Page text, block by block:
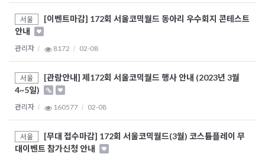
서울
[이벤트마감] 172회 서울코믹월드 동아리 우수회지 콘테스트
안내
관리자 8172 02-08
서울
[관람안내] 제172회 서울코믹월드 행사 안내 (2023년 3월
4~5일)
관리자 160577 02-08
서울
[무대 접수마감] 172회 서울코믹월드(3월) 코스튬플레이 무
대이벤트 참가신청 안내